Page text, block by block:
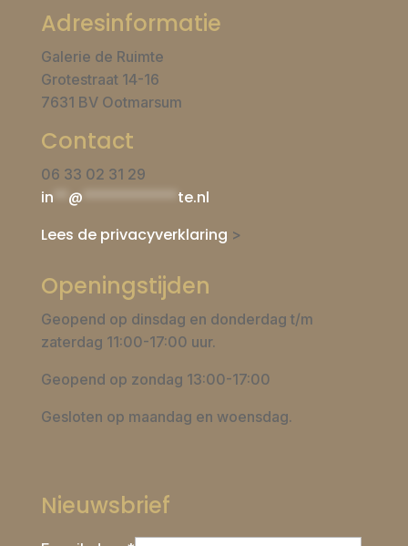
Adresinformatie
Galerie de Ruimte
Grotestraat 14-16
7631 BV Ootmarsum
Contact
06 33 02 31 29
in @
te.nl
Lees de privacyverklaring >
Openingstijden
Geopend op dinsdag en donderdag t/m
zaterdag 11:00-17:00 uur.
Geopend op zondag 13:00-17:00
Gesloten op maandag en woensdag.
Nieuwsbrief